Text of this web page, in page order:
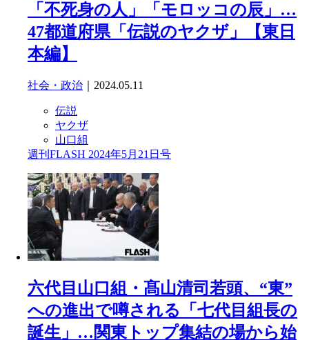
「不死身の人」「モロッコの辰」…
47都道府県「伝説のヤクザ」【東日
本編】
社会・政治 ｜2024.05.11
伝説
ヤクザ
山口組
週刊FLASH 2024年5月21日号
六代目山口組・髙山清司若頭、“東”
への進出で噂される「七代目組長の
誕生」…関東トップ集結の場から始